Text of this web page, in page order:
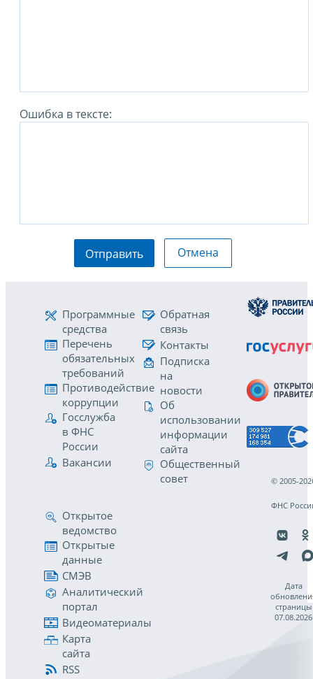
Ошибка в тексте:
Отправить Отмена
Программные
средства
Перечень
обязательных
требований
Противодействие
коррупции
Госслужба
в ФНС
России
Вакансии
Обратная
связь
Контакты
Подписка
на
новости
Об
использовании
информации
сайта
Общественный
совет
Открытое
ведомство
Открытые
данные
СМЭВ
Аналитический
портал
Видеоматериалы
Карта
сайта
RSS
© 2005-
ФНС
Дата
страницы
07.08.2026